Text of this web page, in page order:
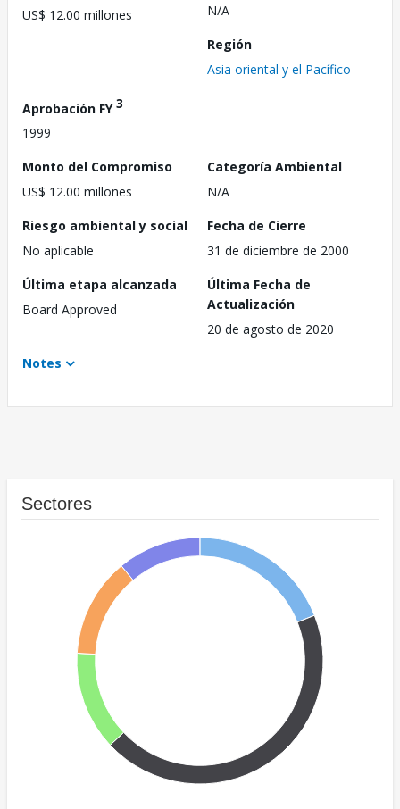
US$ 12.00 millones
N/A
Región
Asia oriental y el Pacífico
Aprobación FY3
1999
Monto del Compromiso
US$ 12.00 millones
Categoría Ambiental
N/A
Riesgo ambiental y social
No aplicable
Fecha de Cierre
31 de diciembre de 2000
Última etapa alcanzada
Board Approved
Última Fecha de
Actualización
20 de agosto de 2020
Notes
Sectores